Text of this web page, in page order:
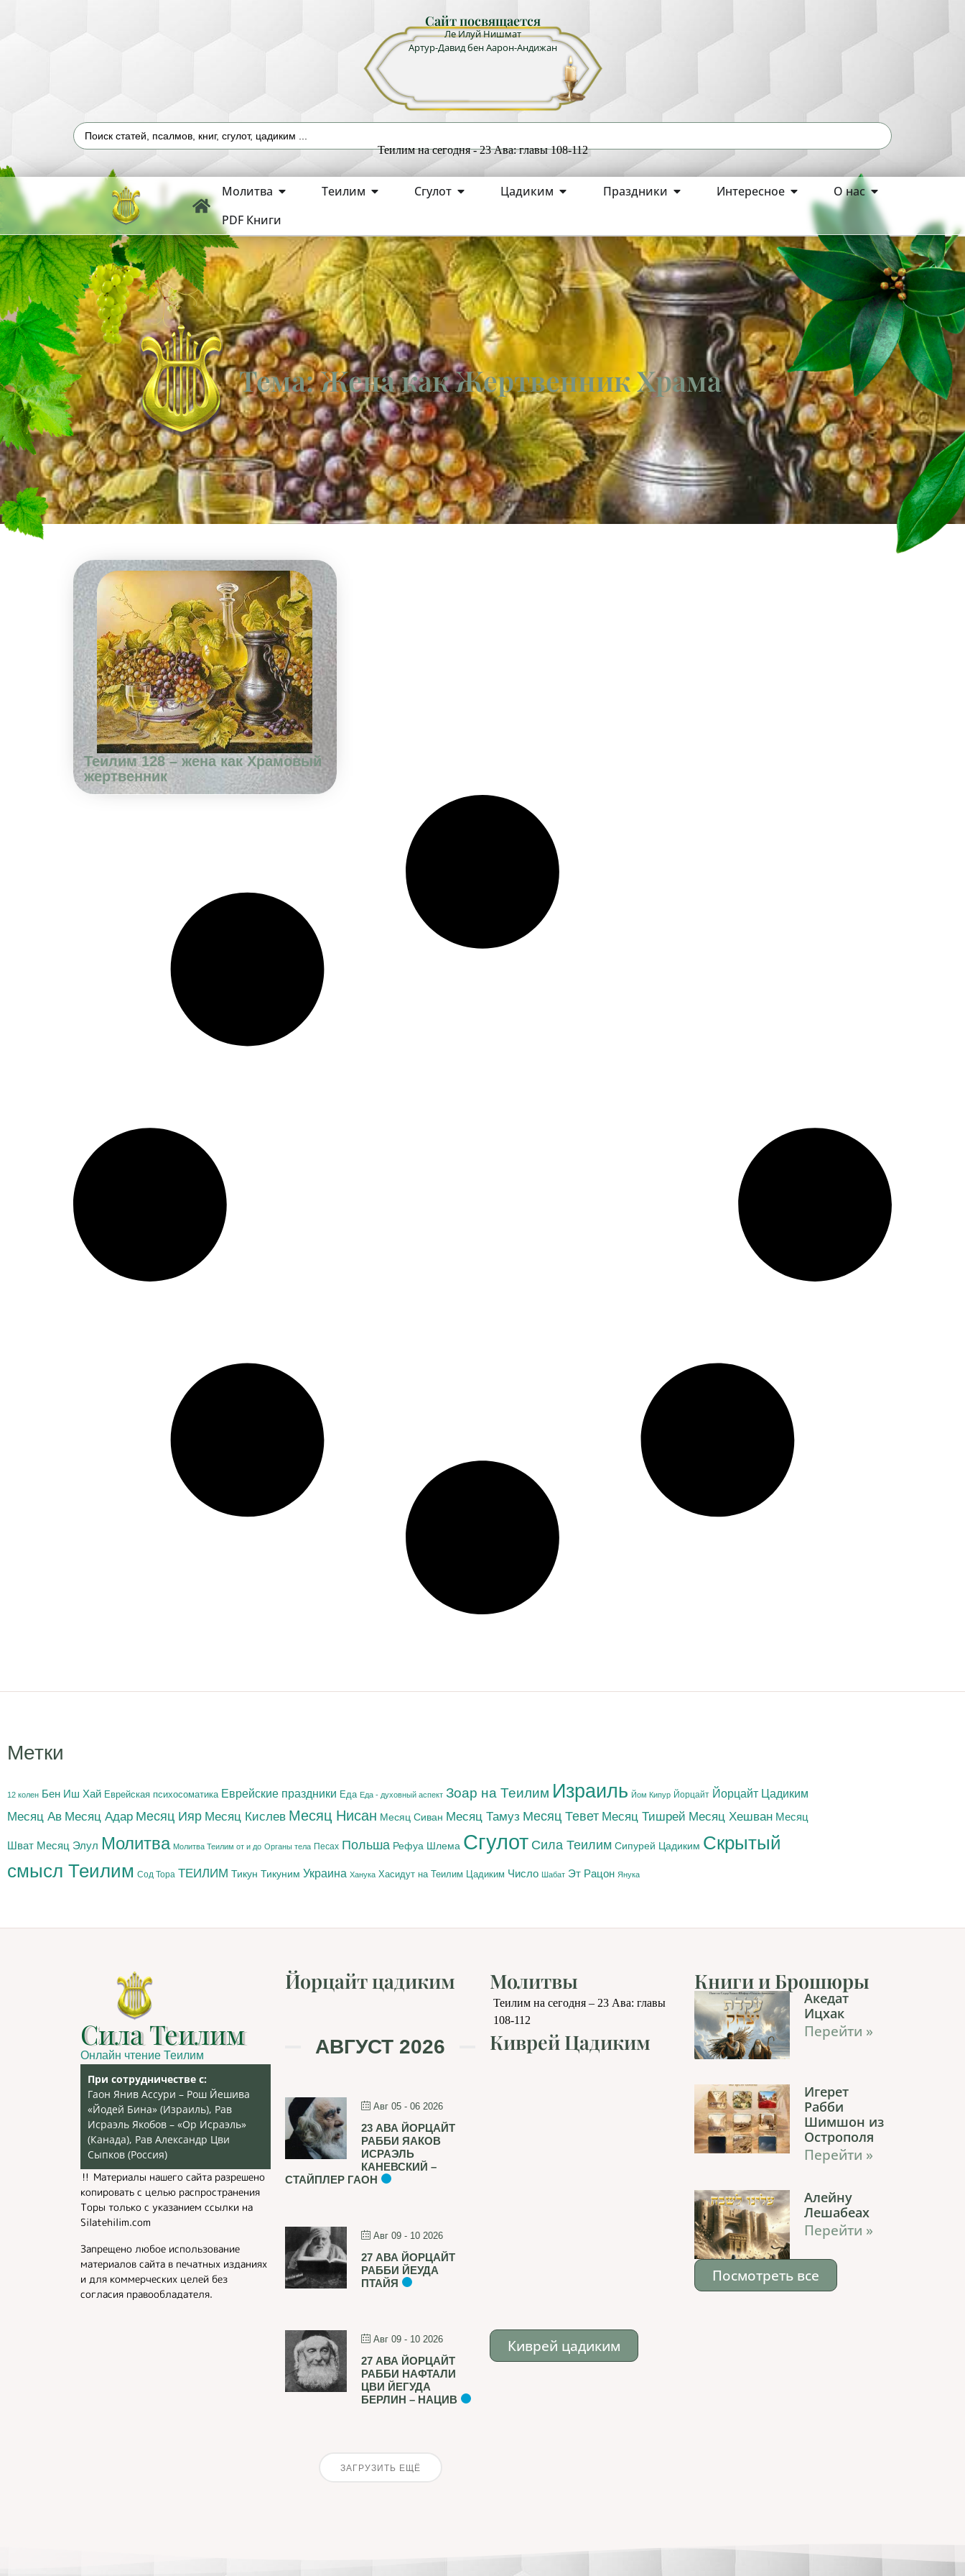
Сайт посвящается
Ле Илуй Нишмат
Артур-Давид бен Аарон-Андижан
Теилим на сегодня - 23 Ава: главы 108-112
Молитва Теилим Сгулот Цадиким Праздники Интересное
О нас
PDF Книги
Тема: Жена как Жертвенник Храма
Теилим 128 – жена как Храмовый
жертвенник
Метки
12 колен Бен Иш Хай Еврейская психосоматика Еврейские праздники Еда Еда - духовный аспект Зоар на Теилим Израиль Йом Кипур Йорцайт Йорцайт Цадиким
Месяц Ав Месяц Адар Месяц Ияр Месяц Кислев Месяц Нисан Месяц Сиван Месяц Тамуз Месяц Тевет Месяц Тишрей Месяц Хешван Месяц
Шват Месяц Элул Молитва Молитва Теилим от и до Органы тела Песах Польша Рефуа Шлема Сгулот Сила Теилим Сипурей Цадиким Скрытый
смысл Теилим Сод Тора ТЕИЛИМ Тикун Тикуним Украина Ханука Хасидут на Теилим Цадиким Число Шабат Эт Рацон Янука
Сила Теилим
Онлайн чтение Теилим
При сотрудничестве с:
Гаон Янив Ассури – Рош Йешива
«Йодей Бина» (Израиль), Рав
Исраэль Якобов – «Ор Исраэль»
(Канада), Рав Александр Цви
Сыпков (Россия)
‼️ Материалы нашего сайта разрешено
копировать с целью распространения
Торы только с указанием ссылки на
Silatehilim.com
Запрещено любое использование
материалов сайта в печатных изданиях
и для коммерческих целей без
согласия правообладателя.
Йорцайт цадиким
АВГУСТ 2026
Авг 05 - 06 2026
23 АВА ЙОРЦАЙТ
РАББИ ЯАКОВ
ИСРАЭЛЬ
КАНЕВСКИЙ –
СТАЙПЛЕР ГАОН
Авг 09 - 10 2026
27 АВА ЙОРЦАЙТ
РАББИ ЙЕУДА
ПТАЙЯ
Авг 09 - 10 2026
27 АВА ЙОРЦАЙТ
РАББИ НАФТАЛИ
ЦВИ ЙЕГУДА
БЕРЛИН – НАЦИВ
ЗАГРУЗИТЬ ЕЩЁ
Молитвы
Теилим на сегодня – 23 Ава: главы
108-112
Киврей Цадиким
Киврей цадиким
Книги и Брошюры
Акедат
Ицхак
Перейти »
Игерет
Рабби
Шимшон из
Острополя
Перейти »
Алейну
Лешабеах
Перейти »
Посмотреть все